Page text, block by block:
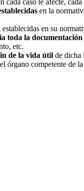
en la
establecidas en su
toda la documentación
etc.
de la vida útil de dicha
órgano competente de